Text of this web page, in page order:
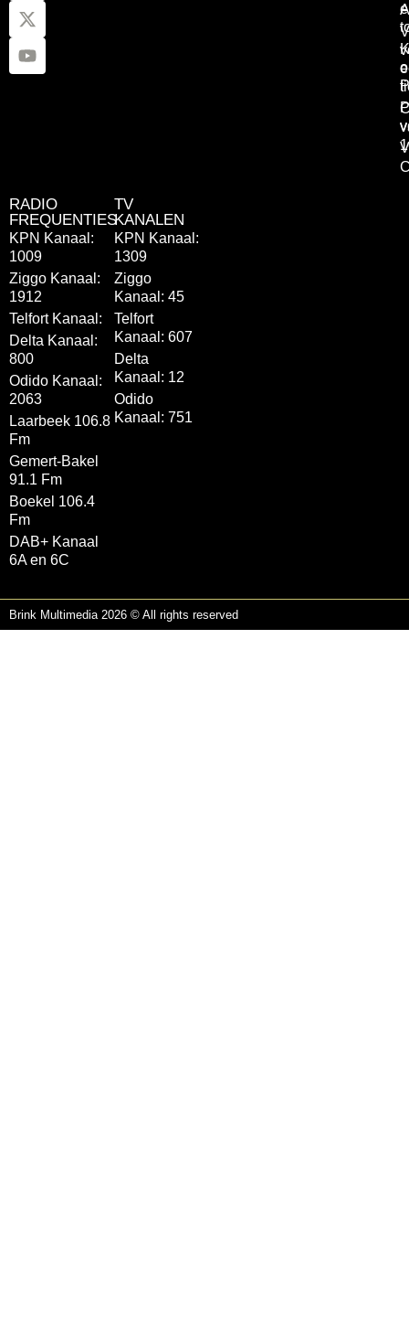
RADIO
FREQUENTIES
KPN Kanaal:
1009
Ziggo Kanaal:
1912
Telfort Kanaal:
Delta Kanaal:
800
Odido Kanaal:
2063
Laarbeek 106.8
Fm
Gemert-Bakel
91.1 Fm
Boekel 106.4
Fm
DAB+ Kanaal
6A en 6C
TV
KANALEN
KPN Kanaal:
1309
Ziggo
Kanaal: 45
Telfort
Kanaal: 607
Delta
Kanaal: 12
Odido
Kanaal: 751
Brink Multimedia 2026 © All rights reserved